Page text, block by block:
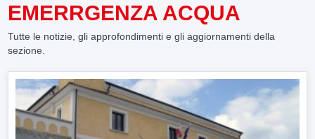
EMERRGENZA ACQUA
Tutte le notizie, gli approfondimenti e gli aggiornamenti della
sezione.